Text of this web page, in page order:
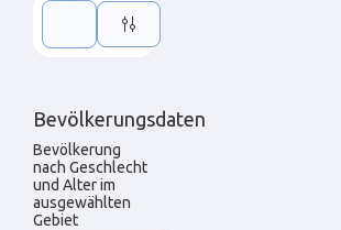
Bevölkerungsdaten
Bevölkerung
nach Geschlecht
und Alter im
ausgewählten
Gebiet